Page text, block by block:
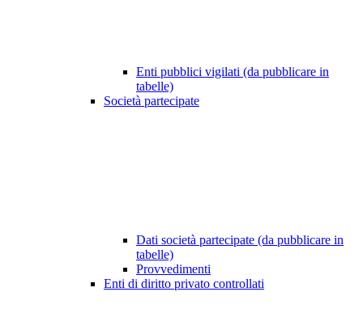
Enti pubblici vigilati (da pubblicare in
tabelle)
Società partecipate
Dati società partecipate (da pubblicare in
tabelle)
Provvedimenti
Enti di diritto privato controllati